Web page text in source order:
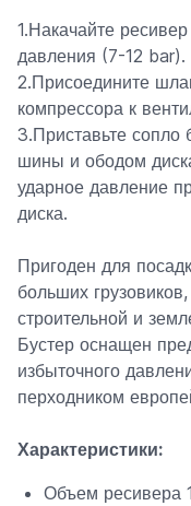
1.Накачайте
давления (7-12 bar).
2.Присоедините
компрессора к
3.Приставьте сопло
шины и ободом
ударное давление
диска.
Пригоден для
больших
строительной и
Бустер оснащен
избыточного
перходником
Характеристики:
Объем ресивера